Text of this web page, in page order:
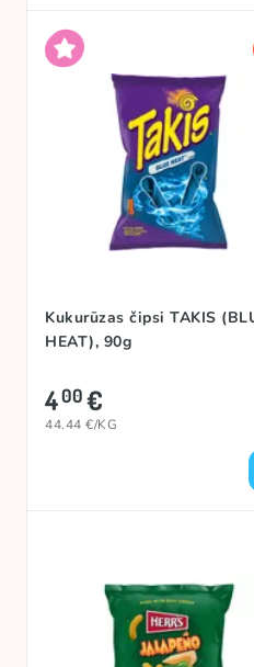
Kukurūzas čipsi TAKIS
HEAT), 90g
400€
44.44 €/KG